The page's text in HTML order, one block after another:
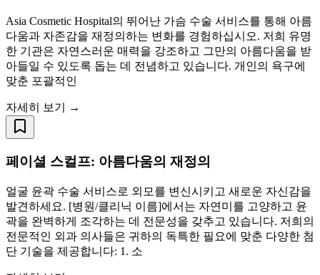
Asia Cosmetic Hospital의 뛰어난 가슴 수술 서비스를 통해 아름
다움과 자존감을 재정의하는 변화를 경험하십시오. 저희 유명
한 기관은 자연스러운 매력을 강조하고 그만의 아름다움을 받
아들일 수 있도록 돕는 데 전념하고 있습니다. 개인의 욕구에
맞춘 포괄적인
자세히 보기 →
페이셜 스컬프: 아름다움의 재정의
얼굴 윤곽 수술 서비스로 외모를 변신시키고 새로운 자신감을
발견하세요. [병원/클리닉 이름]에서는 자연미를 고양하고 윤
곽을 완벽하게 조각하는 데 전문성을 갖추고 있습니다. 저희의
전문적인 외과 의사들은 귀하의 독특한 필요에 맞춘 다양한 첨
단 기술을 제공합니다: 1. 소